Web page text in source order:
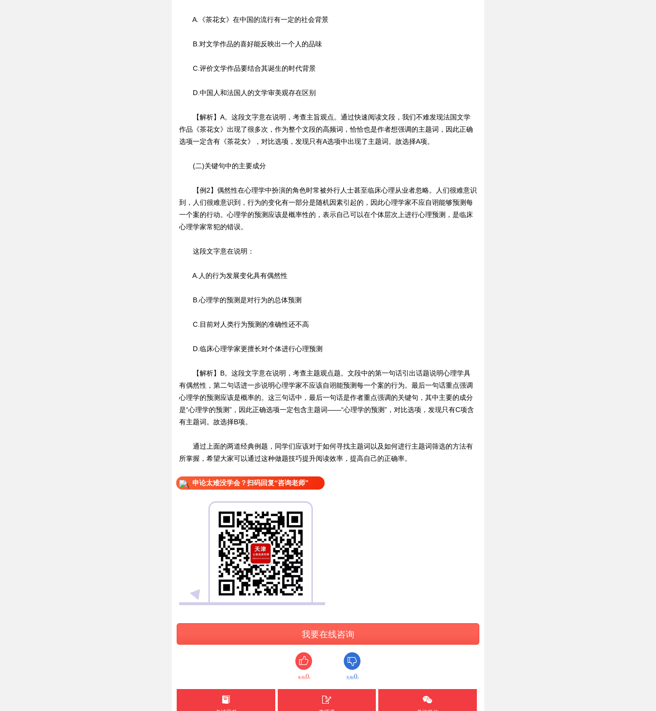
A.《茶花女》在中国的流行有一定的社会背景
B.对文学作品的喜好能反映出一个人的品味
C.评价文学作品要结合其诞生的时代背景
D.中国人和法国人的文学审美观存在区别
【解析】A。这段文字意在说明，考查主旨观点。通过快速阅读文段，我们不难发现法国文学
作品《茶花女》出现了很多次，作为整个文段的高频词，恰恰也是作者想强调的主题词，因此正确
选项一定含有《茶花女》，对比选项，发现只有A选项中出现了主题词。故选择A项。
(二)关键句中的主要成分
【例2】偶然性在心理学中扮演的角色时常被外行人士甚至临床心理从业者忽略。人们很难意识
到，人们很难意识到，行为的变化有一部分是随机因素引起的，因此心理学家不应自诩能够预测每
一个案的行动。心理学的预测应该是概率性的，表示自己可以在个体层次上进行心理预测，是临床
心理学家常犯的错误。
这段文字意在说明：
A.人的行为发展变化具有偶然性
B.心理学的预测是对行为的总体预测
C.目前对人类行为预测的准确性还不高
D.临床心理学家更擅长对个体进行心理预测
【解析】B。这段文字意在说明，考查主题观点题。文段中的第一句话引出话题说明心理学具
有偶然性，第二句话进一步说明心理学家不应该自诩能预测每一个案的行为。最后一句话重点强调
心理学的预测应该是概率的。这三句话中，最后一句话是作者重点强调的关键句，其中主要的成分
是“心理学的预测”，因此正确选项一定包含主题词——“心理学的预测”，对比选项，发现只有C项含
有主题词。故选择B项。
通过上面的两道经典例题，同学们应该对于如何寻找主题词以及如何进行主题词筛选的方法有
所掌握，希望大家可以通过这种做题技巧提升阅读效率，提高自己的正确率。
申论太难没学会？扫码回复“咨询老师”
我要在线咨询
有用(0) 无用(0)